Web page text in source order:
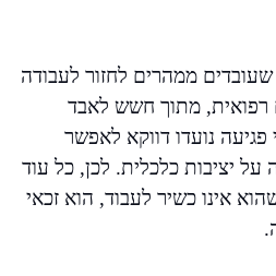
ממהרים לחזור לעבודה
רפואית, מתוך חשש לאבד
נועדו דווקא לאפשר
יציבות כלכלית. לכן, כל עוד
אינו כשיר לעבוד, הוא זכאי